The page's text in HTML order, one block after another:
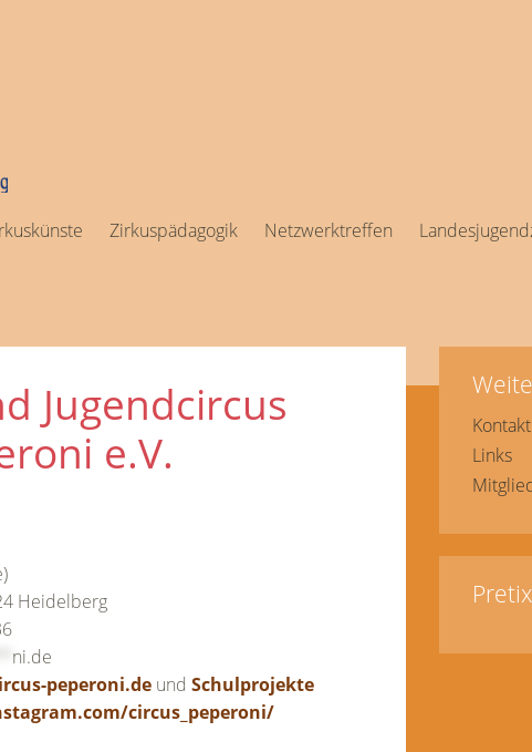
Zirkuspädagogik Netzwerktreffen
Jugendcircus
e.V.
Heidelberg
ni.de
peperoni.de und Schulprojekte
circus_peperoni/
Kontakt
Links